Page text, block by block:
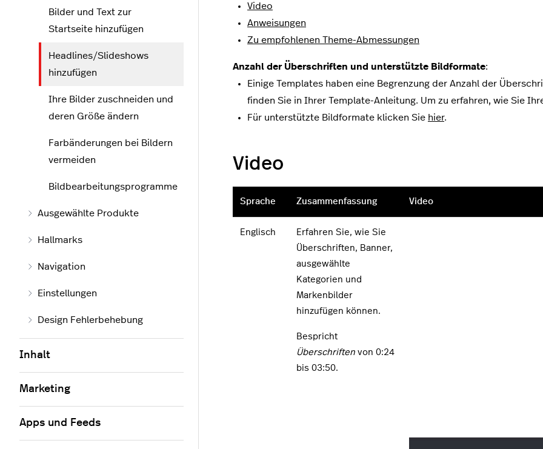
Video
Anweisungen
Zu empfohlenen Theme-Abmessungen
Anzahl der Überschriften und unterstützte Bildformate:
Einige Templates haben eine Begrenzung der Anzahl der
finden Sie in Ihrer Template-Anleitung. Um zu erfahren, wie Sie
Für unterstützte Bildformate klicken Sie hier.
Video
Sprache Zusammenfassung Video
Englisch
Erfahren Sie, wie Sie
Überschriften, Banner,
ausgewählte
Kategorien und
Markenbilder
hinzufügen können.
Bespricht
Überschriften von 0:24
bis 03:50.
Bilder und Text zur
Startseite hinzufügen
Headlines/Slideshows
hinzufügen
Ihre Bilder zuschneiden und
deren Größe ändern
Farbänderungen bei Bildern
vermeiden
Bildbearbeitungsprogramme
Ausgewählte Produkte
Hallmarks
Navigation
Einstellungen
Design Fehlerbehebung
Inhalt
Marketing
Apps und Feeds